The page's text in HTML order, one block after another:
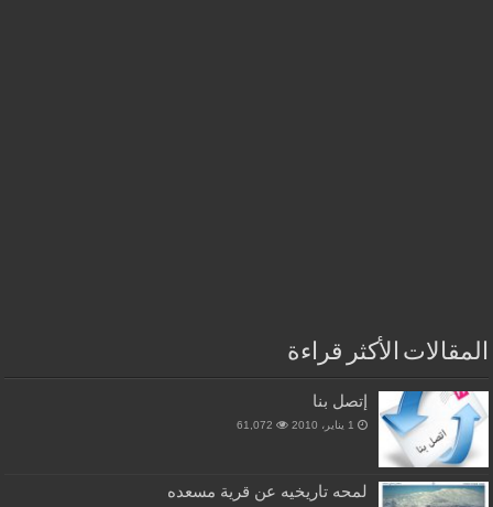
المقالات الأكثر قراءة
إتصل بنا
1 يناير، 2010 61,072
لمحه تاريخيه عن قرية مسعده